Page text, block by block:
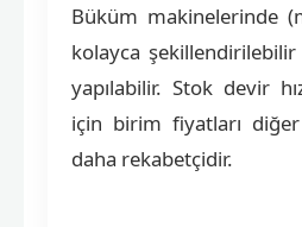
Büküm makinelerinde
kolayca
yapılabilir. Stok devir
için birim fiyatları diğer
daha rekabetçidir.